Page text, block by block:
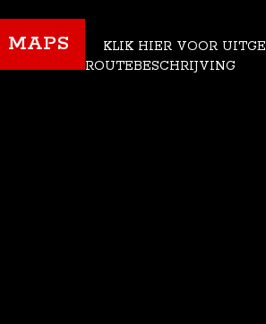
MAPS
KLIK HIER VOOR
ROUTEBESCHRIJVING